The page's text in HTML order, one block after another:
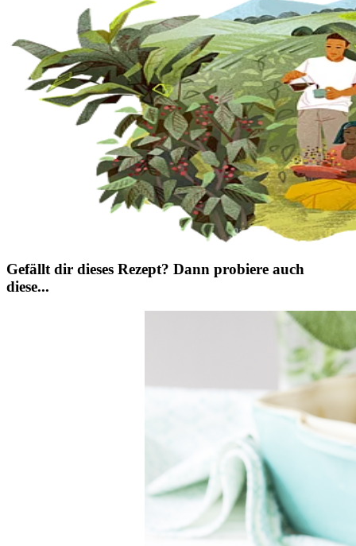
Gefällt dir dieses Rezept? Dann probiere auch
diese...